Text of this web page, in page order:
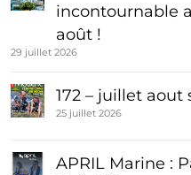
incontournable
août !
29 juillet 2026
172 – juillet
25 juillet 2026
APRIL Marine :